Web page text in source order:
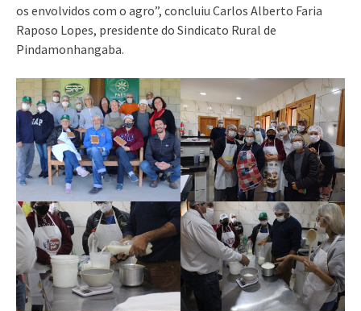
os envolvidos com o agro”, concluiu Carlos Alberto Faria
Raposo Lopes, presidente do Sindicato Rural de
Pindamonhangaba.